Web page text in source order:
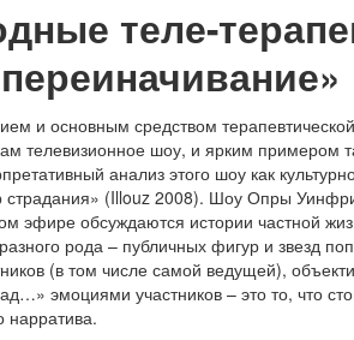
теле-
и основным средством
телевизионное шоу, и ярким примером
анализ этого шоу как
(Illouz 2008). Шоу Опры
эфире обсуждаются истории частной
рода – публичных фигур и звезд
(в том числе самой ведущей),
эмоциями участников – это то, что
нарратива.